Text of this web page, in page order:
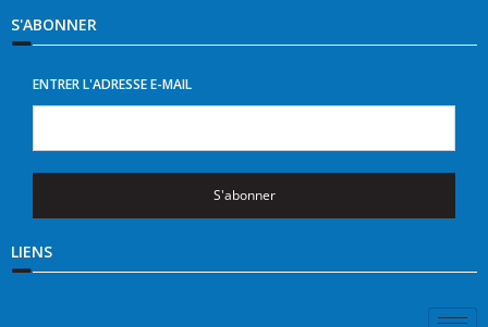
S'ABONNER
ENTRER L'ADRESSE E-MAIL
S'abonner
LIENS